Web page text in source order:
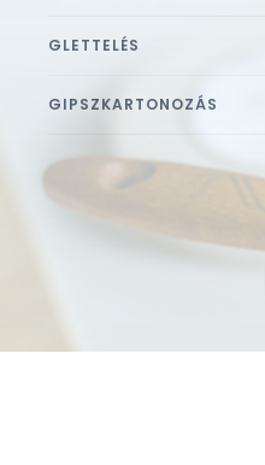
GLETTELÉS
GIPSZKARTONOZÁS